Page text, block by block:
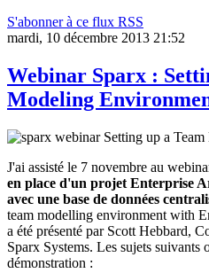
S'abonner à ce flux RSS
mardi, 10 décembre 2013 21:52
Webinar Sparx :
Modeling
J'ai assisté le 7 novembre au
en place d'un projet Enterprise
avec une base de données
team modelling environment with
a été présenté par Scott Hebbard,
Sparx Systems. Les sujets suivants
démonstration :